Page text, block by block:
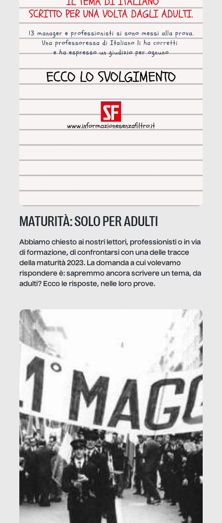
MATURITÀ: SOLO PER ADULTI
Abbiamo chiesto ai nostri lettori, professionisti o in via
di formazione, di confrontarsi con una delle tracce
della maturità 2023. La domanda a cui volevamo
rispondere è: sapremmo ancora scrivere un tema, da
adulti? Ecco le risposte, nelle loro prove.